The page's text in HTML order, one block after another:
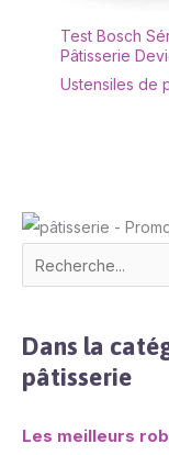
Test Bosch
Pâtisserie
Ustensiles de
Dans la
pâtisserie
Les meilleurs